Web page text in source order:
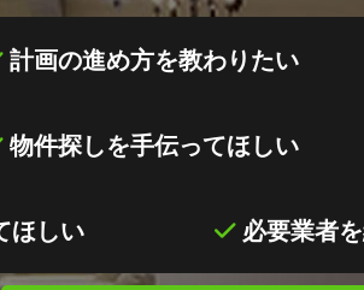
計画の進め方を教わりたい
物件探しを手伝ってほしい
ほしい 必要業者